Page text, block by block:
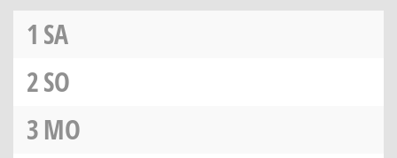
1 SA
2SO
3MO